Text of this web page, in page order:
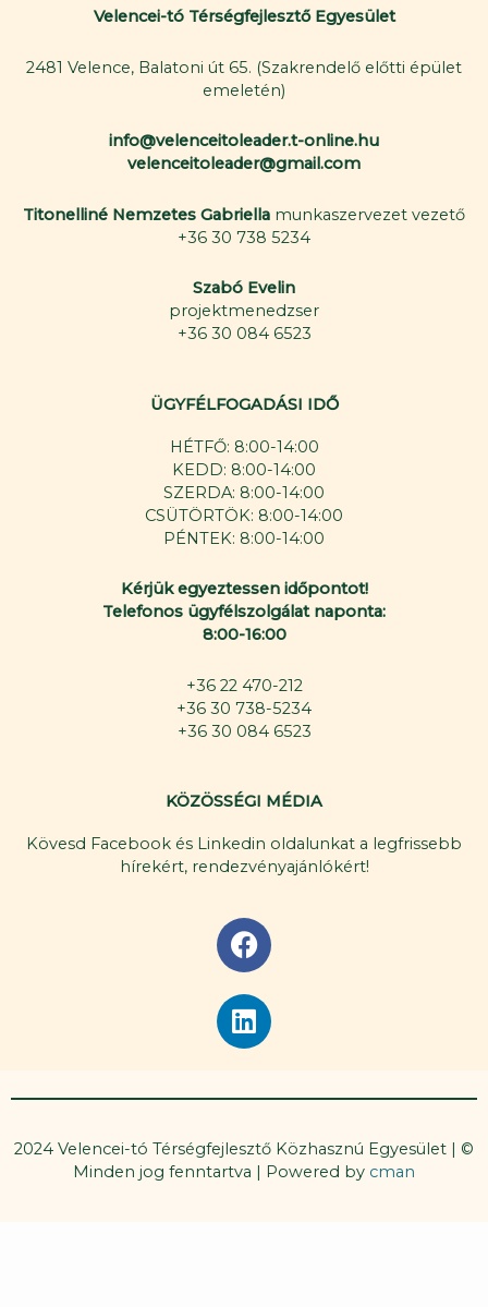
Velencei-tó Térségfejlesztő Egyesület
2481 Velence, Balatoni út 65. (Szakrendelő előtti épület
emeletén)
info@velenceitoleader.t-online.hu
velenceitoleader@gmail.com
Titonelliné Nemzetes Gabriella munkaszervezet vezető
+36 30 738 5234
Szabó Evelin
projektmenedzser
+36 30 084 6523
ÜGYFÉLFOGADÁSI IDŐ
HÉTFŐ: 8:00-14:00
KEDD: 8:00-14:00
SZERDA: 8:00-14:00
CSÜTÖRTÖK: 8:00-14:00
PÉNTEK: 8:00-14:00
Kérjük egyeztessen időpontot!
Telefonos ügyfélszolgálat naponta:
8:00-16:00
+36 22 470-212
+36 30 738-5234
+36 30 084 6523
KÖZÖSSÉGI MÉDIA
Kövesd Facebook és Linkedin oldalunkat a legfrissebb
hírekért, rendezvényajánlókért!
F
a
e
b
o
L
i
d
i
2024 Velencei-tó Térségfejlesztő Közhasznú Egyesület | ©
Minden jog fenntartva | Powered by cman